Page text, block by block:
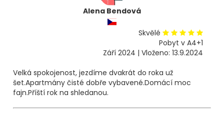
Alena Bendová
Skvělé
Pobyt v A4+1
Září 2024 | Vloženo: 13.9.2024
Velká spokojenost, jezdíme dvakrát do roka už
šet.Apartmány čisté dobře vybavené.Domácí moc
fajn.Příští rok na shledanou.